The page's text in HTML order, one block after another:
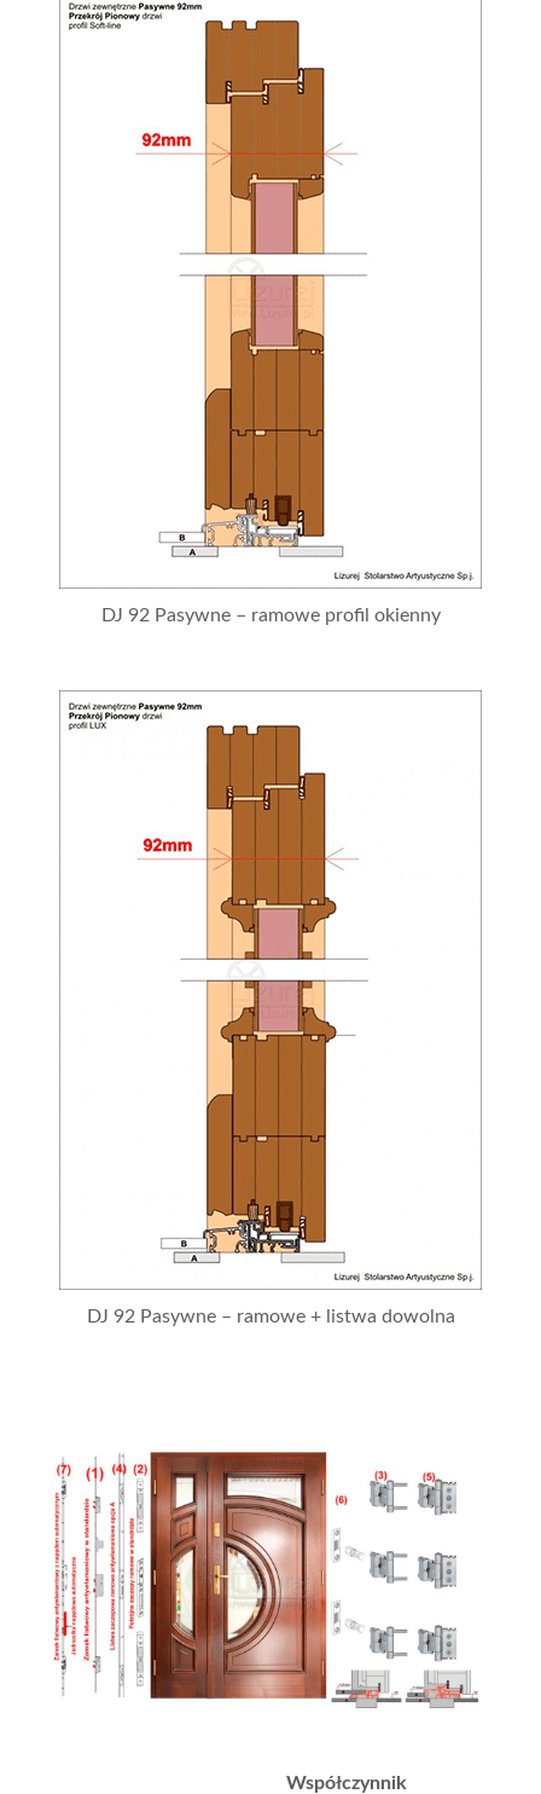
DJ 92 Pasywne – ramowe profil okienny
DJ 92 Pasywne – ramowe + listwa dowolna
Współczynnik